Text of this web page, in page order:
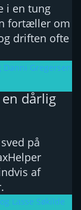
i en tung
fortæller om
driften ofte
en dårlig
på
af